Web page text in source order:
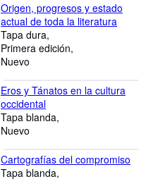
Origen, progresos y estado
actual de toda la literatura
Tapa dura
Primera edición
Nuevo
Eros y Tánatos en la cultura
occidental
Tapa blanda
Nuevo
Cartografías del compromiso
Tapa blanda